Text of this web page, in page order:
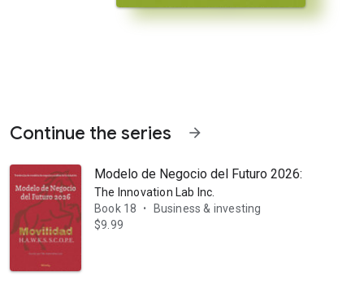
Un informe práctico por industria presentado por The
Continue the series arrow_forward
Modelo de Negocio del Futuro 2026:
The Innovation Lab Inc.
Book 18
•
Business & investing
$9.99